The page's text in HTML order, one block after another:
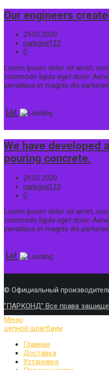
Our engineers
29.02.2020
parkond123
0
Lorem ipsum dolor sit amet,
commodo ligula eget dolor.
penatibus et magnis dis
We have developed
pouring concrete.
29.02.2020
parkond123
0
Lorem ipsum dolor sit amet,
commodo ligula eget dolor.
penatibus et magnis dis
© Официальный
"ПАРКОНД" Все права
Меню
цепной шлагбаум
Главная
Доставка
Установка